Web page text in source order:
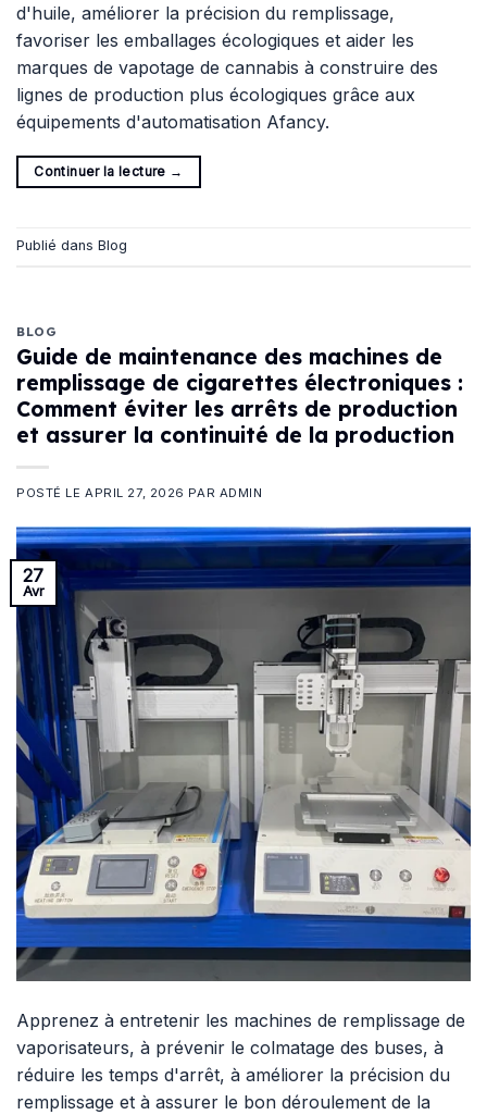
d'huile, améliorer la précision du remplissage,
favoriser les emballages écologiques et aider les
marques de vapotage de cannabis à construire des
lignes de production plus écologiques grâce aux
équipements d'automatisation Afancy.
Continuer la lecture →
Publié dans Blog
BLOG
Guide de maintenance des machines de
remplissage de cigarettes électroniques :
Comment éviter les arrêts de production
et assurer la continuité de la production
POSTÉ LEAPRIL 27, 2026 PAR ADMIN
27
Avr
Apprenez à entretenir les machines de remplissage de
vaporisateurs, à prévenir le colmatage des buses, à
réduire les temps d'arrêt, à améliorer la précision du
remplissage et à assurer le bon déroulement de la